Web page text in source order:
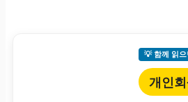
💡 함께 읽
개인